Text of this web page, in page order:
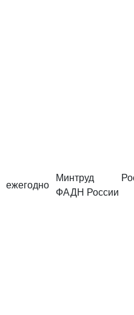
ежегодно
Минтруд
ФАДН России